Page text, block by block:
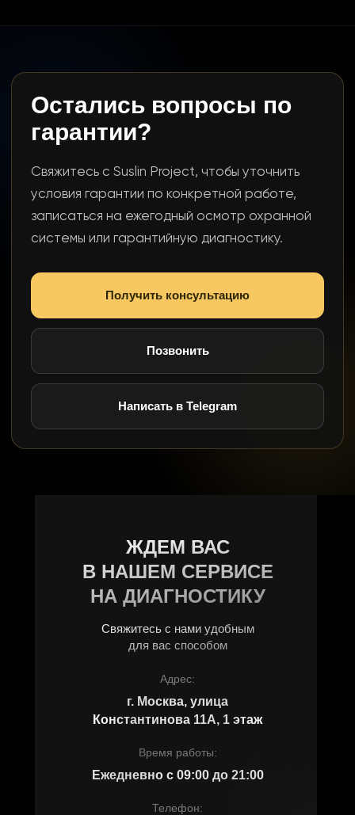
Остались вопросы по
гарантии?
Свяжитесь с Suslin Project, чтобы уточнить
условия гарантии по конкретной работе,
записаться на ежегодный осмотр охранной
системы или гарантийную диагностику.
Получить консультацию
Позвонить
Написать в Telegram
Свяжитесь с нами удобным
для вас способом
ЖДЕМ ВАС
В НАШЕМ СЕРВИСЕ
НА ДИАГНОСТИКУ
г. Москва, улица
Константинова 11А, 1 этаж
Адрес:
Время работы:
Ежедневно с 09:00 до 21:00
Телефон: